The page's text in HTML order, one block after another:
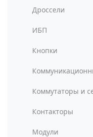
Дроссели
ИБП
Кнопки
Коммутаторы и
Контакторы
Модули